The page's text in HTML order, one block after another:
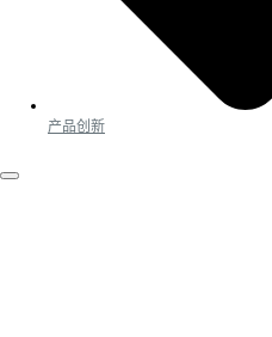
产品创新